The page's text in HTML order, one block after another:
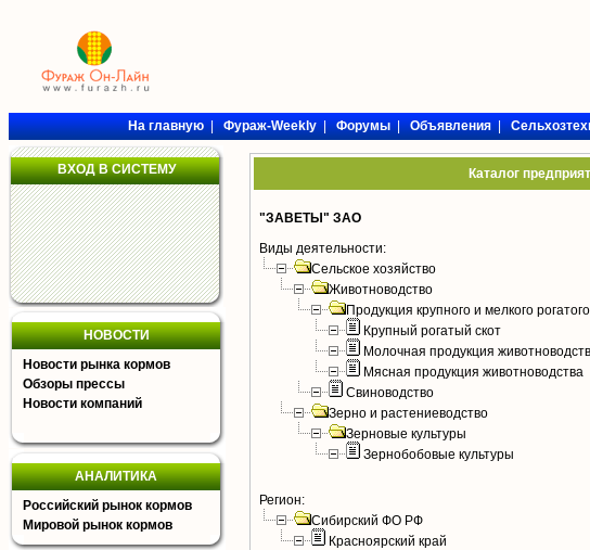
На главную|Фураж-Weekly|Форумы|Объявления|
ВХОД В СИСТЕМУ
НОВОСТИ
Новости рынка кормов
Обзоры прессы
Новости компаний
АНАЛИТИКА
Российский рынок кормов
Мировой рынок кормов
Каталог
"ЗАВЕТЫ" ЗАО
Виды деятельности:
Сельское хозяйство
Животноводство
Продукция крупного и мелкого
Крупный рогатый скот
Молочная продукция
Мясная продукция животноводства
Свиноводство
Зерно и растениеводство
Зерновые культуры
Зернобобовые культуры
Регион:
Сибирский ФО РФ
Красноярский край